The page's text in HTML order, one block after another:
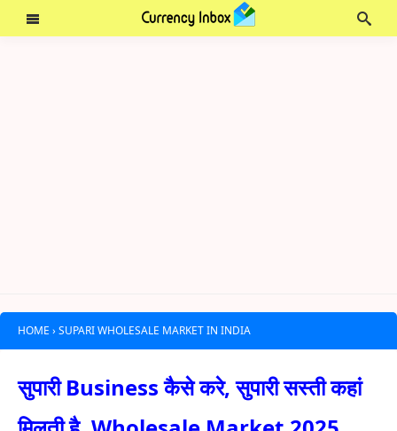
HOME › SUPARI WHOLESALE MARKET IN INDIA
सुपारी Business कैसे करे, सुपारी सस्ती कहां